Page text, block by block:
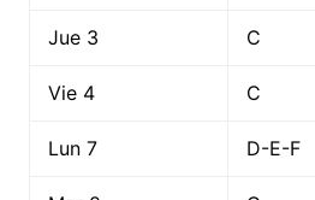
Jue 3 C
Vie 4 C
Lun 7 D-E-F